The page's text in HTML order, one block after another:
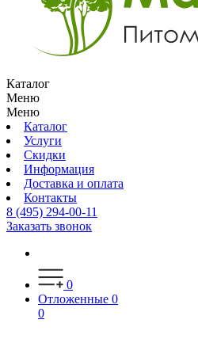
Каталог
Меню
Меню
Каталог
Услуги
Скидки
Информация
Доставка и оплата
Контакты
8 (495) 294-00-11
Заказать звонок
0
Отложенные 0
0